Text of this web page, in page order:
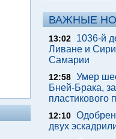
ВАЖНЫЕ
13:02
1036-й
Ливане и
Самарии
12:58 Умер
Бней-Брака,
пластикового
12:10
двух